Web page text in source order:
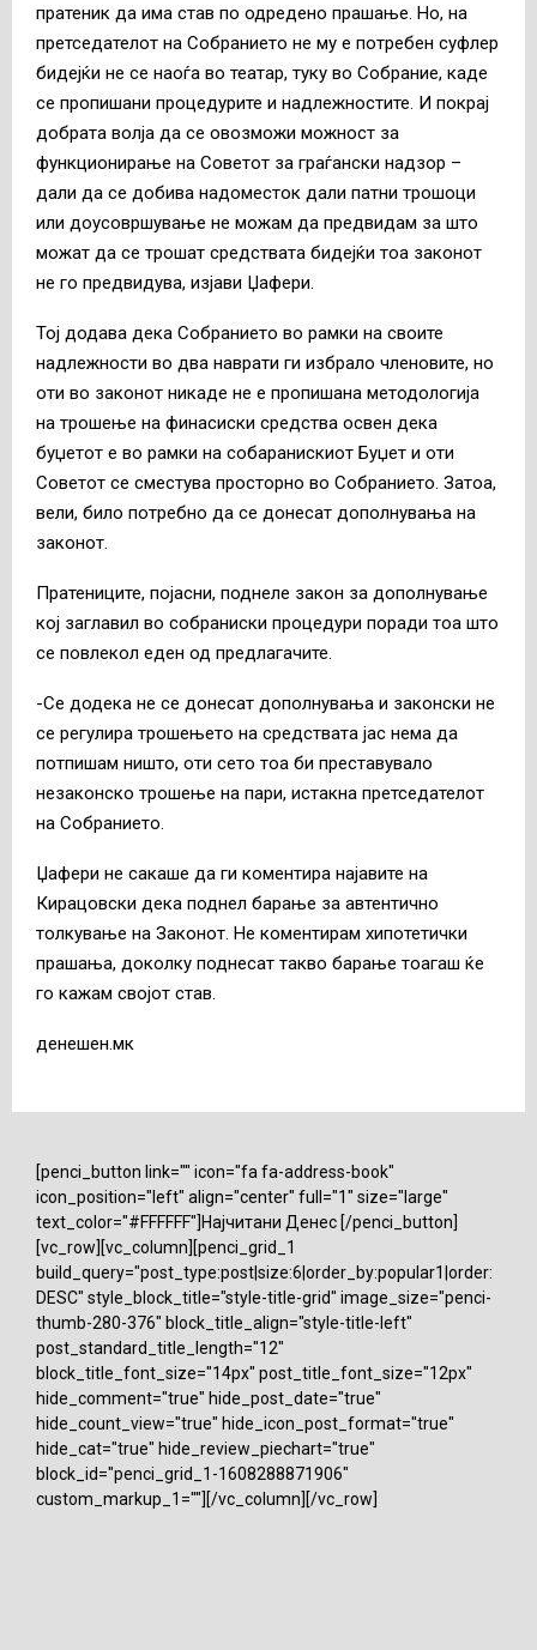
пратеник да има став по одредено прашање. Но, на
претседателот на Собранието не му е потребен суфлер
бидејќи не се наоѓа во театар, туку во Собрание, каде
се пропишани процедурите и надлежностите. И покрај
добрата волја да се овозможи можност за
функционирање на Советот за граѓански надзор –
дали да се добива надоместок дали патни трошоци
или доусовршување не можам да предвидам за што
можат да се трошат средствата бидејќи тоа законот
не го предвидува, изјави Џафери.
Тој додава дека Собранието во рамки на своите
надлежности во два наврати ги избрало членовите, но
оти во законот никаде не е пропишана методологија
на трошење на финасиски средства освен дека
буџетот е во рамки на собаранискиот Буџет и оти
Советот се сместува просторно во Собранието. Затоа,
вели, било потребно да се донесат дополнувања на
законот.
Пратениците, појасни, поднеле закон за дополнување
кој заглавил во собраниски процедури поради тоа што
се повлекол еден од предлагачите.
-Се додека не се донесат дополнувања и законски не
се регулира трошењето на средствата јас нема да
потпишам ништо, оти сето тоа би преставувало
незаконско трошење на пари, истакна претседателот
на Собранието.
Џафери не сакаше да ги коментира најавите на
Кирацовски дека поднел барање за автентично
толкување на Законот. Не коментирам хипотетички
прашања, доколку поднесат такво барање тоагаш ќе
го кажам својот став.
денешен.мк
[penci_button link="" icon="fa fa-address-book"
icon_position="left" align="center" full="1" size="large"
text_color="#FFFFFF"]Најчитани Денес [/penci_button]
[vc_row][vc_column][penci_grid_1
build_query="post_type:post|size:6|order_by:popular1|order:
DESC" style_block_title="style-title-grid" image_size="penci-
thumb-280-376" block_title_align="style-title-left"
post_standard_title_length="12"
block_title_font_size="14px" post_title_font_size="12px"
hide_comment="true" hide_post_date="true"
hide_count_view="true" hide_icon_post_format="true"
hide_cat="true" hide_review_piechart="true"
block_id="penci_grid_1-1608288871906"
custom_markup_1=""][/vc_column][/vc_row]